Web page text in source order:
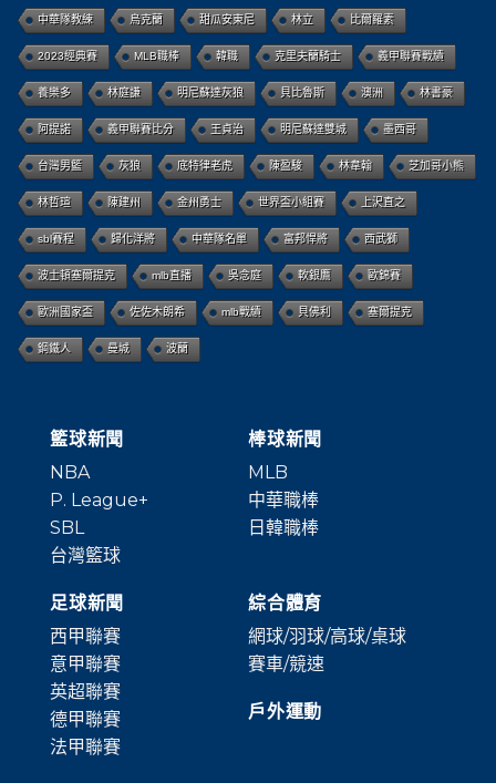
中華隊教練 烏克蘭 甜瓜安東尼 林立 比爾羅素
2023經典賽 MLB職棒 韓職 克里夫蘭騎士 義甲聯賽戰績
養樂多 林庭謙 明尼蘇達灰狼 貝比魯斯 澳洲 林書豪
阿提諾 義甲聯賽比分 王貞治 明尼蘇達雙城 墨西哥
台灣男籃 灰狼 底特律老虎 陳盈駿 林韋翰 芝加哥小熊
林哲瑄 陳建州 金州勇士 世界盃小組賽 上沢直之
sbl賽程 歸化洋將 中華隊名單 富邦悍將 西武獅
波士頓塞爾提克 mlb直播 吳念庭 軟銀鷹 歐錦賽
歐洲國家盃 佐佐木朗希 mlb戰績 貝佛利 塞爾提克
鋼鐵人 曼城 波蘭
籃球新聞
NBA
P. League+
SBL
台灣籃球
棒球新聞
MLB
中華職棒
日韓職棒
足球新聞
西甲聯賽
意甲聯賽
英超聯賽
德甲聯賽
法甲聯賽
綜合體育
網球/羽球/高球/桌球
賽車/競速
戶外運動